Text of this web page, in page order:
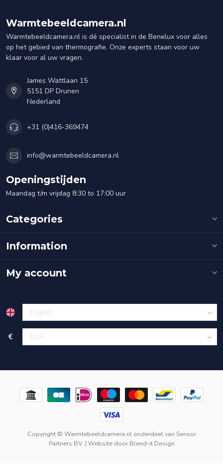
Warmtebeeldcamera.nl
Warmtebeeldcamera.nl is dé specialist in de Benelux voor alles
op het gebied van thermografie. Onze experts staan voor uw
klaar voor al uw vragen.
James Wattlaan 15
5151 DP Drunen
Nederland
+31 (0)416-369474
info@warmtebeeldcamera.nl
Openingstijden
Maandag t/m vrijdag 8:30 to 17:00 uur
Categories
Information
My account
€
Copyright © Warmtebeeldcamera.nl onderdeel van Sensor
Partners BV. | Website doorBlend-it Design